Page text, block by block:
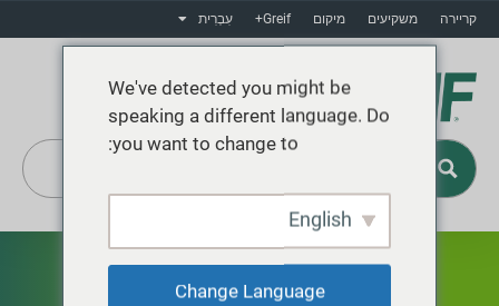
קריירה משקיעים מיקום Greif+ עִבְרִית
We've detected you might be
speaking a different language. Do
you want to change to:
English
Change Language